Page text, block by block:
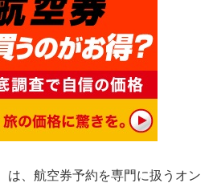
は、航空券予約を専門に扱うオン